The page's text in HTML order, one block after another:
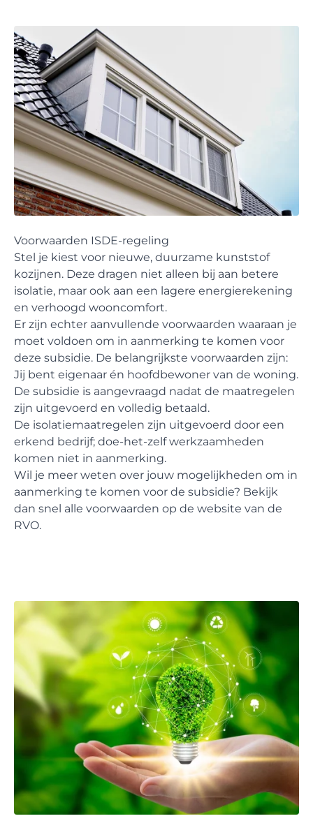
Voorwaarden ISDE-regeling
Stel je kiest voor nieuwe, duurzame kunststof
kozijnen. Deze dragen niet alleen bij aan betere
isolatie, maar ook aan een lagere energierekening
en verhoogd wooncomfort.
Er zijn echter aanvullende voorwaarden waaraan je
moet voldoen om in aanmerking te komen voor
deze subsidie. De belangrijkste voorwaarden zijn:
Jij bent eigenaar én hoofdbewoner van de woning.
De subsidie is aangevraagd nadat de maatregelen
zijn uitgevoerd en volledig betaald.
De isolatiemaatregelen zijn uitgevoerd door een
erkend bedrijf; doe-het-zelf werkzaamheden
komen niet in aanmerking.
Wil je meer weten over jouw mogelijkheden om in
aanmerking te komen voor de subsidie? Bekijk
dan snel alle voorwaarden op de website van de
RVO.